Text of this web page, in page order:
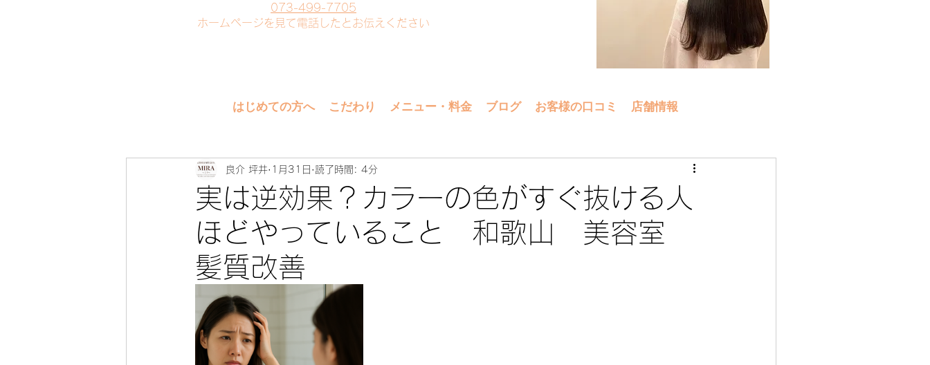
073-499-7705
​ホームページを見て電話したとお伝えください
はじめての方へ こだわり メニュー・料金 ブログ お客様の口コミ 店舗情報
実は逆効果？カラーの色がすぐ抜ける人
ほどやっていること 和歌山 美容室
髪質改善
良介 坪井 1月31日 読了時間: 4分